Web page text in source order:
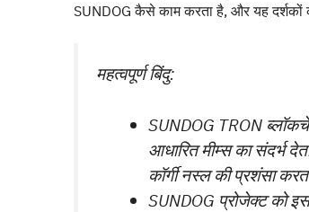
SUNDOG कैसे काम करता है, और यह दर्शकों
महत्वपूर्ण बिंदु:
SUNDOG TRON
आधारित मीम्स का संदर्भ
कॉर्गी नस्ल की प्रशंसा
SUNDOG प्रोजेक्ट को